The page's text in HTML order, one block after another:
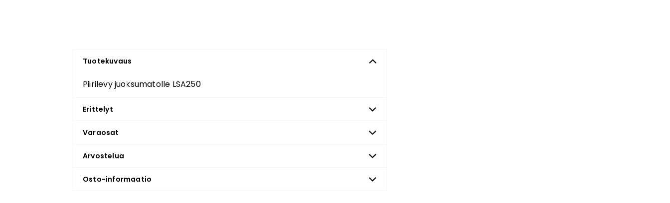
Tuotekuvaus
Piirilevy juoksumatolle LSA250
Erittelyt
Varaosat
Arvostelua
Osto-informaatio